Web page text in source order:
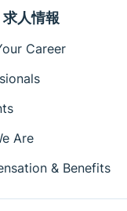
人情報
Career
Are
& Benefits